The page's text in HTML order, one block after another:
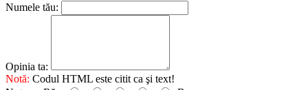
Numele tău:
Opinia ta:
Notă: Codul HTML este citit ca şi text!